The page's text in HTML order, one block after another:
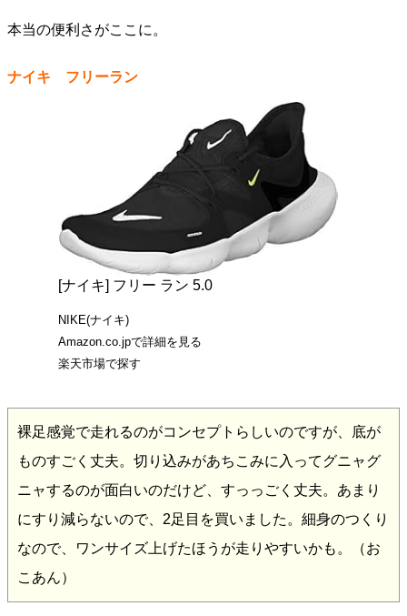
本当の便利さがここに。
ナイキ フリーラン
[ナイキ] フリー ラン 5.0
NIKE(ナイキ)
Amazon.co.jpで詳細を見る
楽天市場で探す
裸足感覚で走れるのがコンセプトらしいのですが、底が
ものすごく丈夫。切り込みがあちこみに入ってグニャグ
ニャするのが面白いのだけど、すっっごく丈夫。あまり
にすり減らないので、2足目を買いました。細身のつくり
なので、ワンサイズ上げたほうが走りやすいかも。（お
こあん）